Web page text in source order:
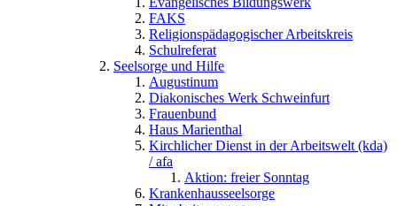
FAKS
Religionspädagogischer Arbeitskreis
Schulreferat
Seelsorge und Hilfe
Augustinum
Diakonisches Werk Schweinfurt
Frauenbund
Haus Marienthal
Kirchlicher Dienst in der Arbeitswelt (kda)
/ afa
Aktion: freier Sonntag
Krankenhausseelsorge